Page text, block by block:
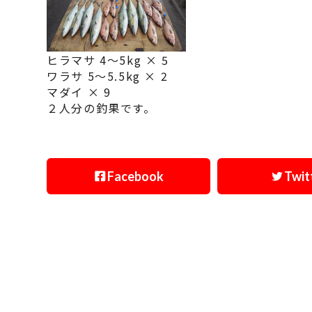
ヒラマサ 4～5kg × 5
ワラサ 5～5.5kg × 2
マダイ × 9
２人分の釣果です。
Facebook